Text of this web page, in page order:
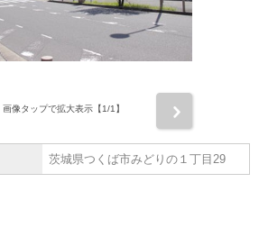
画像タップで拡大表示【1/1】
茨城県つくば市みどりの１丁目29